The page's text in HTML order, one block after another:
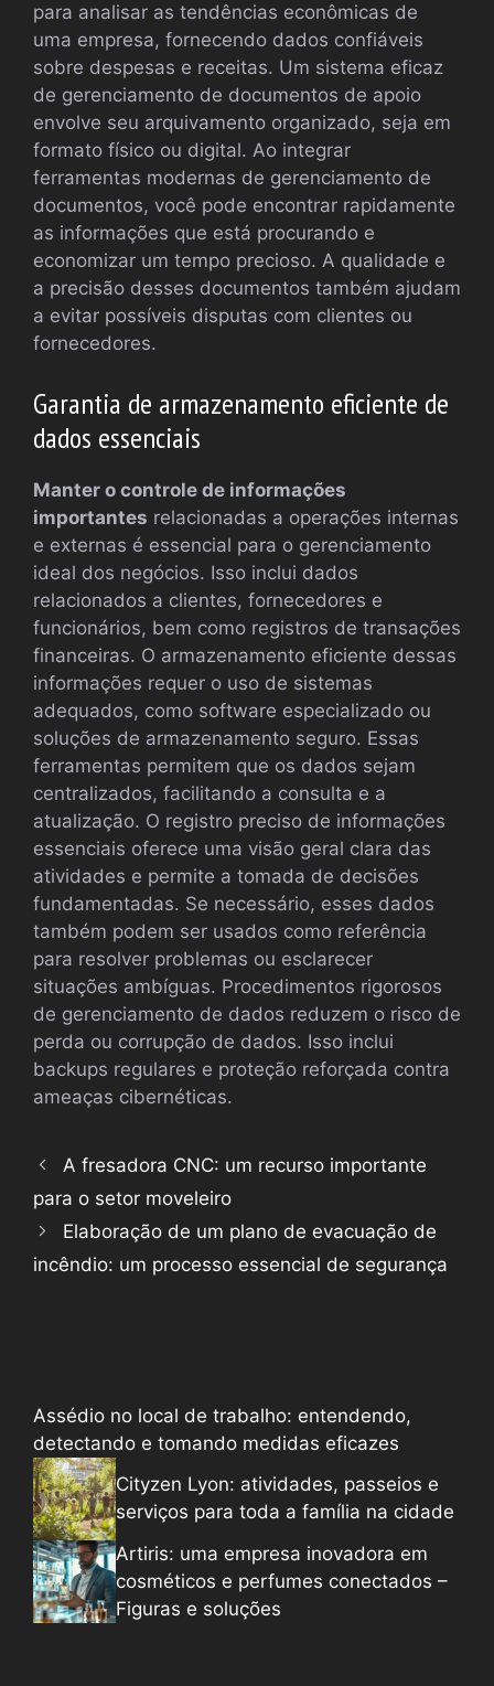
para analisar as tendências econômicas de
uma empresa, fornecendo dados confiáveis
sobre despesas e receitas. Um sistema eficaz
de gerenciamento de documentos de apoio
envolve seu arquivamento organizado, seja em
formato físico ou digital. Ao integrar
ferramentas modernas de gerenciamento de
documentos, você pode encontrar rapidamente
as informações que está procurando e
economizar um tempo precioso. A qualidade e
a precisão desses documentos também ajudam
a evitar possíveis disputas com clientes ou
fornecedores.
Garantia de armazenamento eficiente de
dados essenciais
Manter o controle de informações
importantes relacionadas a operações internas
e externas é essencial para o gerenciamento
ideal dos negócios. Isso inclui dados
relacionados a clientes, fornecedores e
funcionários, bem como registros de transações
financeiras. O armazenamento eficiente dessas
informações requer o uso de sistemas
adequados, como software especializado ou
soluções de armazenamento seguro. Essas
ferramentas permitem que os dados sejam
centralizados, facilitando a consulta e a
atualização. O registro preciso de informações
essenciais oferece uma visão geral clara das
atividades e permite a tomada de decisões
fundamentadas. Se necessário, esses dados
também podem ser usados como referência
para resolver problemas ou esclarecer
situações ambíguas. Procedimentos rigorosos
de gerenciamento de dados reduzem o risco de
perda ou corrupção de dados. Isso inclui
backups regulares e proteção reforçada contra
ameaças cibernéticas.
A fresadora CNC: um recurso importante
para o setor moveleiro
Elaboração de um plano de evacuação de
incêndio: um processo essencial de segurança
Assédio no local de trabalho: entendendo,
detectando e tomando medidas eficazes
Cityzen Lyon: atividades, passeios e
serviços para toda a família na cidade
Artiris: uma empresa inovadora em
cosméticos e perfumes conectados –
Figuras e soluções